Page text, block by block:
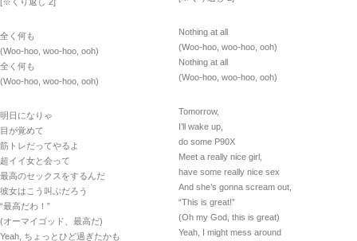
全く何も
(Woo-hoo, woo-hoo, ooh)
全く何も
(Woo-hoo, woo-hoo, ooh)
明日になりゃ
目が覚めて
筋トレだってやるよ
超イイ女と会って
最高のセックスをするんだ
彼女はこう叫ぶだろう
“最高だわ！”
(オーマイゴッド、最高だ)
Yeah, ちょっとひど過ぎたかも
Nothing at all
(Woo-hoo, woo-hoo, ooh)
Nothing at all
(Woo-hoo, woo-hoo, ooh)
Tomorrow,
I’ll wake up,
do some P90X
Meet a really nice girl,
have some really nice sex
And she’s gonna scream out,
“This is great!”
(Oh my God, this is great)
Yeah, I might mess around